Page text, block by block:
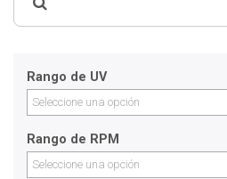
Rango de UV
Seleccione una opción
Rango de RPM
Seleccione una opción